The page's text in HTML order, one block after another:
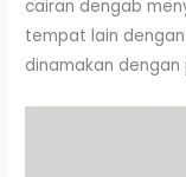
cairan dengab
tempat lain
dinamakan dengan